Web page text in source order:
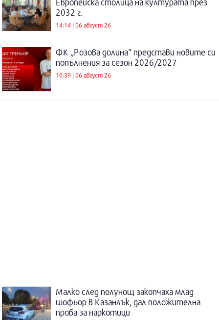
Европейска столица на културата през
2032 г.
14:14 | 06 август 26
ФК „Розова долина“ представи новите си
попълнения за сезон 2026/2027
10:39 | 06 август 26
Малко след полунощ закопчаха млад
шофьор в Казанлък, дал положителна
проба за наркотици